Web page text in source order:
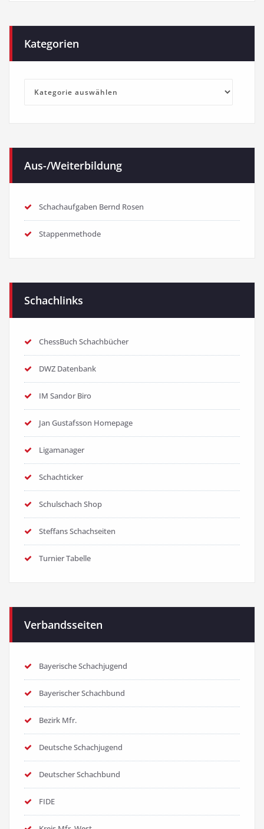
Kategorien
Kategorien
Aus-/Weiterbildung
Schachaufgaben Bernd Rosen
Stappenmethode
Schachlinks
ChessBuch Schachbücher
DWZ Datenbank
IM Sandor Biro
Jan Gustafsson Homepage
Ligamanager
Schachticker
Schulschach Shop
Steffans Schachseiten
Turnier Tabelle
Verbandsseiten
Bayerische Schachjugend
Bayerischer Schachbund
Bezirk Mfr.
Deutsche Schachjugend
Deutscher Schachbund
FIDE